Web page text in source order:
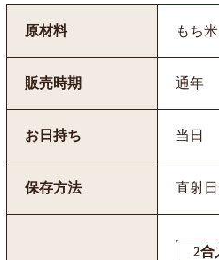
原材料 もち
販売時期 通年
お日持ち 当日
保存方法 直射
2合